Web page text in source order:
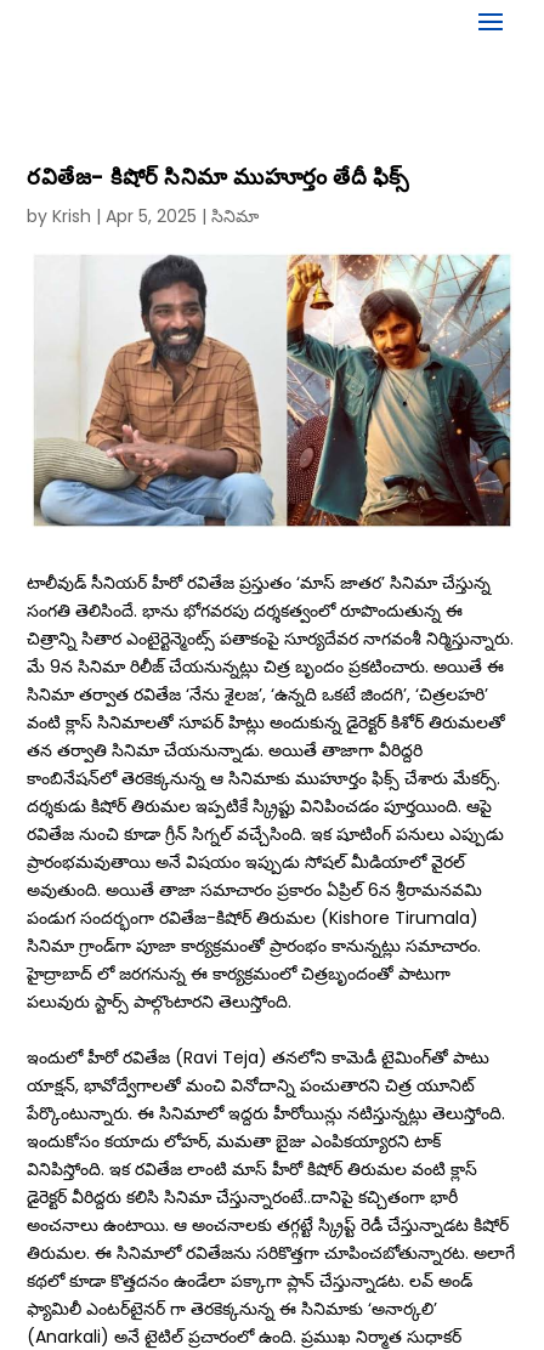
రవితేజ- కిషోర్ సినిమా ముహూర్తం తేదీ ఫిక్స్‌
byKrish |Apr 5, 2025 |సినిమా
టాలీవుడ్ సీనియర్ హీరో రవితేజ ప్రస్తుతం ‘మాస్‌ జాతర’ సినిమా చేస్తున్న
సంగతి తెలిసిందే. భాను భోగవరపు దర్శకత్వంలో రూపొందుతున్న ఈ
చిత్రాన్ని సితార ఎంటైర్టెన్మెంట్స్‌ పతాకంపై సూర్యదేవర నాగవంశీ నిర్మిస్తున్నారు.
మే 9న సినిమా రిలీజ్ చేయనున్నట్లు చిత్ర బృందం ప్రకటించారు. అయితే ఈ
సినిమా తర్వాత రవితేజ ‘నేను శైలజ’, ‘ఉన్నది ఒకటే జిందగి’, ‘చిత్రలహరి’
వంటి క్లాస్‌ సినిమాలతో సూపర్ హిట్లు అందుకున్న డైరెక్టర్ కిశోర్‌ తిరుమలతో
తన తర్వాతి సినిమా చేయనున్నాడు. అయితే తాజాగా వీరిద్దరి
కాంబినేషన్‌లో తెరకెక్కనున్న ఆ సినిమాకు ముహూర్తం ఫిక్స్‌ చేశారు మేకర్స్.
దర్శకుడు కిషోర్ తిరుమల ఇప్పటికే స్క్రిప్టు వినిపించడం పూర్తయింది. ఆపై
రవితేజ నుంచి కూడా గ్రీన్‌ సిగ్నల్‌ వచ్చేసింది. ఇక షూటింగ్‌ పనులు ఎప్పుడు
ప్రారంభమవుతాయి అనే విషయం ఇప్పుడు సోషల్ మీడియాలో వైరల్‌
అవుతుంది. అయితే తాజా సమాచారం ప్రకారం ఏప్రిల్ 6న శ్రీరామనవమి
పండుగ సందర్భంగా రవితేజ-కిషోర్ తిరుమల (Kishore Tirumala)
సినిమా గ్రాండ్‌గా పూజా కార్యక్రమంతో ప్రారంభం కానున్నట్లు సమాచారం.
హైద్రాబాద్ లో జరగనున్న ఈ కార్యక్రమంలో చిత్రబృందంతో పాటుగా
పలువురు స్టార్స్‌ పాల్గొంటారని తెలుస్తోంది.
ఇందులో హీరో రవితేజ (Ravi Teja) తనలోని కామెడీ టైమింగ్‌తో పాటు
యాక్షన్, భావోద్వేగాలతో మంచి వినోదాన్ని పంచుతారని చిత్ర యూనిట్
పేర్కొంటున్నారు. ఈ సినిమాలో ఇద్దరు హీరోయిన్లు నటిస్తున్నట్లు తెలుస్తోంది.
ఇందుకోసం కయాదు లోహర్, మమతా బైజు ఎంపికయ్యారని టాక్
వినిపిస్తోంది. ఇక రవితేజ లాంటి మాస్ హీరో కిషోర్ తిరుమల వంటి క్లాస్
డైరెక్టర్ వీరిద్దరు కలిసి సినిమా చేస్తున్నారంటే..దానిపై కచ్చితంగా భారీ
అంచనాలు ఉంటాయి. ఆ అంచనాలకు తగ్గట్టే స్క్రిప్ట్‌ రెడీ చేస్తున్నాడట కిషోర్
తిరుమల. ఈ సినిమాలో రవితేజను సరికొత్తగా చూపించబోతున్నారట. అలాగే
కథలో కూడా కొత్తదనం ఉండేలా పక్కాగా ప్లాన్ చేస్తున్నాడట. లవ్ అండ్
ఫ్యామిలీ ఎంటర్‌టైనర్‌ గా తెరకెక్కనున్న ఈ సినిమాకు ‘అనార్కలి’
(Anarkali) అనే టైటిల్‌ ప్రచారంలో ఉంది. ప్రముఖ నిర్మాత సుధాకర్‌